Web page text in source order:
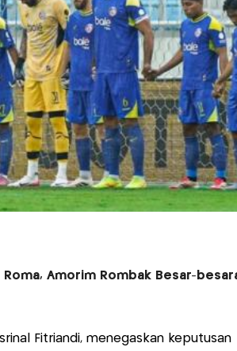
Roma, Amorim Rombak Besar-
Fitriandi, menegaskan keputusan